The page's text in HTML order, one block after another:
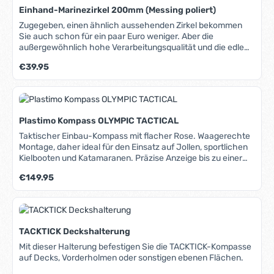
(Schutz vor Diebstahl). Mehrere Halterungen (Extras, siehe
unten) erlauben die Montage an den unterschiedlichsten
Stellen am Boot. Legal in nahezu allen Regatta-Klassen, da
ohne GPS. Sehr keicht (137g) und kompakt, Kursgenauigkeit
Sekunde), großer Sichtbereich von 250°, große Ziffern,
batterieunabhängiger Solarbetrieb (Akku 600mA),
wasserdicht bis 3m Tiefe (IPX8), vielfältige
Montagemöglichkeiten. Lieferung inklusive Montageplatte
Einhand-Marinezirkel 200mm (Messing poliert)
Zugegeben, einen ähnlich aussehenden Zirkel bekommen
Sie auch schon für ein paar Euro weniger. Aber die
außergewöhnlich hohe Verarbeitungsqualität und die edle
präzise verarbeitet, -stabiles, nachjustierbares Gelenk mit
doppelten Laschen, -großer Meßbereich durch eine Länge
von 200mm, -ergonomische Form für einfache Einhand-
Bedienung, -hochglanz-poliert. Auch als attraktives
Regulärer Preis:
€39.95
Plastimo Kompass OLYMPIC TACTICAL
Taktischer Einbau-Kompass mit flacher Rose. Waagerechte
Montage, daher ideal für den Einsatz auf Jollen, sportlichen
Kielbooten und Katamaranen. Präzise Anzeige bis zu einer
Kompass vor Stößen und Vibrationen. Im Gegensatz zu
einem klassischen Kompass muss sich der Steuermann bei
diesem taktischen Kompass nur eine einzige der 6 Zahlen
auf der Rose merken, um alle Kurse eines olympischen
erfahren Sie mehr über die Funktionsweise eines taktischen
Kompass.
Regulärer Preis:
€149.95
TACKTICK Deckshalterung
Mit dieser Halterung befestigen Sie die TACKTICK-Kompasse
auf Decks, Vorderholmen oder sonstigen ebenen Flächen.